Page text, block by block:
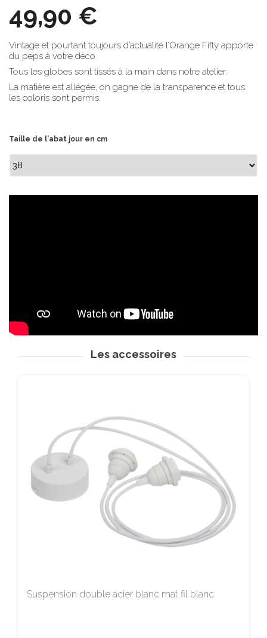
49,90 €
Vintage et pourtant toujours d’actualité l’Orange Fifty apporte
du peps à votre déco.
Tous les globes sont tissés à la main dans notre atelier.
La matière est allégée, on gagne de la transparence et tous
les coloris sont permis.
Taille de l'abat jour en cm
Les accessoires
Suspension double acier blanc mat fil blanc